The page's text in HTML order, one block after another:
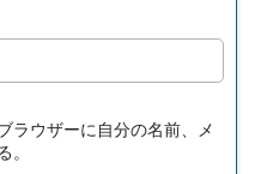
ラウザーに自分の名前、メ